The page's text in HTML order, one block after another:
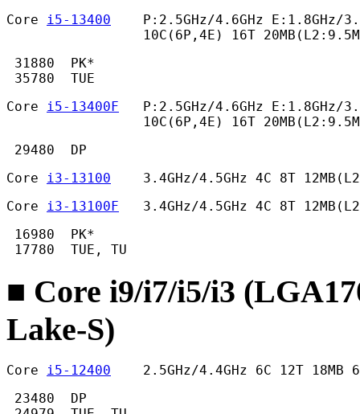
Core i5-13400
P:2.5GHz/4.6GHz E:1.8GHz/
10C(6P,4E) 16T
31880  PK*
35780  TUE
Core i5-13400F
P:2.5GHz/4.6GHz E:1.8GHz/
10C(6P,4E) 16T
29480  DP
Core i3-13100
3.4GHz/4.5GHz 4C 8T
Core i3-13100F
3.4GHz/4.5GHz 4C 8T
16980  PK*
17780  TUE, TU
■ Core i9/i7/i5/i3
Lake-S)
Core i5-12400
2.5GHz/4.4GHz 6C 12T 18MB
23480  DP